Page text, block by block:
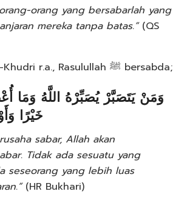
orang yang bersabarlah yang
mereka tanpa batas.”(QS
Dari Abu Said al-Khudri r.a., Rasulullah ﷺ bersabda;
وَمَنْ يَتَصَبَّرْ يُصَبِّرْهُ اللَّهُ وَمَا
خَيْرًا
sabar, Allah akan
Tidak ada sesuatu yang
seseorang yang lebih luas
(HR Bukhari)